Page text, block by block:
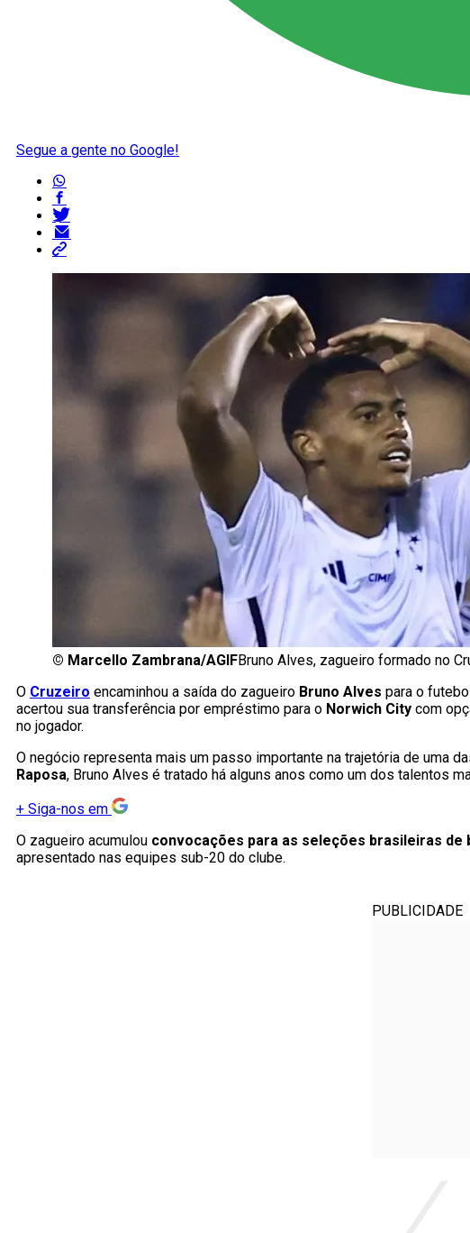
Segue a gente no Google!
© Marcello Zambrana/AGIFBruno Alves, zagueiro formado no
O Cruzeiro encaminhou a saída do zagueiro Bruno Alves para o
acertou sua transferência por empréstimo para o Norwich City com
no jogador.
O negócio representa mais um passo importante na trajetória de uma
Raposa, Bruno Alves é tratado há alguns anos como um dos talentos
+ Siga-nos em
O zagueiro acumulou convocações para as seleções brasileiras de
apresentado nas equipes sub-20 do clube.
PUBLICIDADE